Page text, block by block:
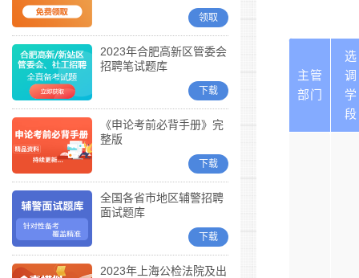
领取
2023年合肥高新区管委会
招聘笔试题库
下载
《申论考前必背手册》完
整版
下载
全国各省市地区辅警招聘
面试题库
下载
2023年上海公检法院及出
主管
部门
选
调
学
段